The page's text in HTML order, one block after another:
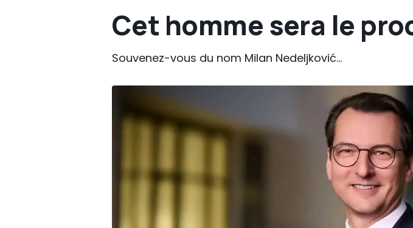
Cet homme sera le
Souvenez-vous du nom Milan Nedeljković...